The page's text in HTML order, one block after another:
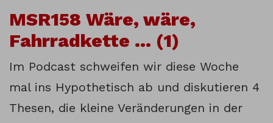
MSR158 Wäre, wäre,
Fahrradkette … (1)
Im Podcast schweifen wir diese Woche
mal ins Hypothetisch ab und diskutieren 4
Thesen, die kleine Veränderungen in der